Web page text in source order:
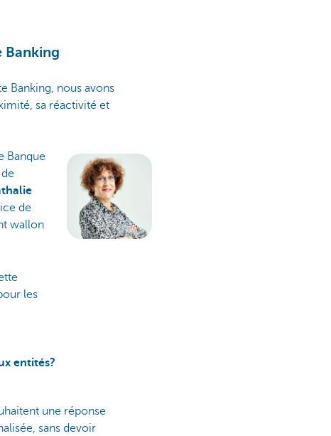
Banking
Banking, nous avons
sa réactivité et
Banque
de
wallon
les
entités?
une réponse
sans devoir